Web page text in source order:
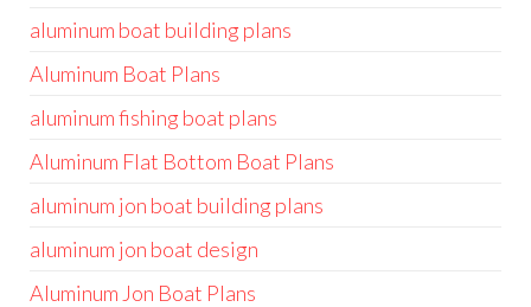
aluminum boat building plans
Aluminum Boat Plans
aluminum fishing boat plans
Aluminum Flat Bottom Boat Plans
aluminum jon boat building plans
aluminum jon boat design
Aluminum Jon Boat Plans